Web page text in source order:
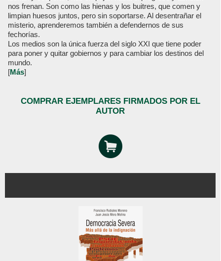
nos frenan. Son como las hienas y los buitres, que comen y
limpian huesos juntos, pero sin soportarse. Al desentrañar el
misterio, aprenderemos también a defendernos de sus
fechorías.
Los medios son la única fuerza del siglo XXI que tiene poder
para poner y quitar gobiernos y para cambiar los destinos del
mundo.
[Más]
COMPRAR EJEMPLARES FIRMADOS POR EL
AUTOR